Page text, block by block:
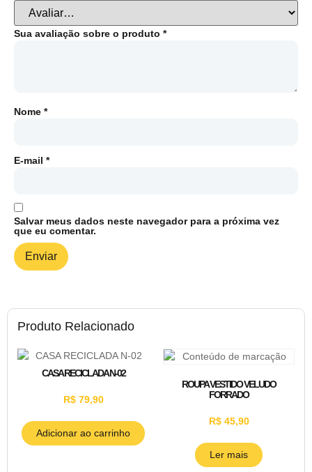
Produto Relacionado
CASA RECICLADA N-02
R$79,90
Adicionar ao carrinho
ROUPA VESTIDO VELUDO
FORRADO
R$45,90
Ler mais
Sua avaliação sobre o produto *
Nome *
E-mail *
Salvar meus dados neste navegador para a próxima vez
que eu comentar.